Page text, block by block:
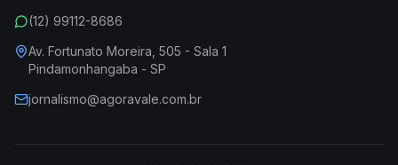
(12) 99112-8686
Av. Fortunato Moreira, 505 - Sala 1
Pindamonhangaba - SP
jornalismo@agoravale.com.br